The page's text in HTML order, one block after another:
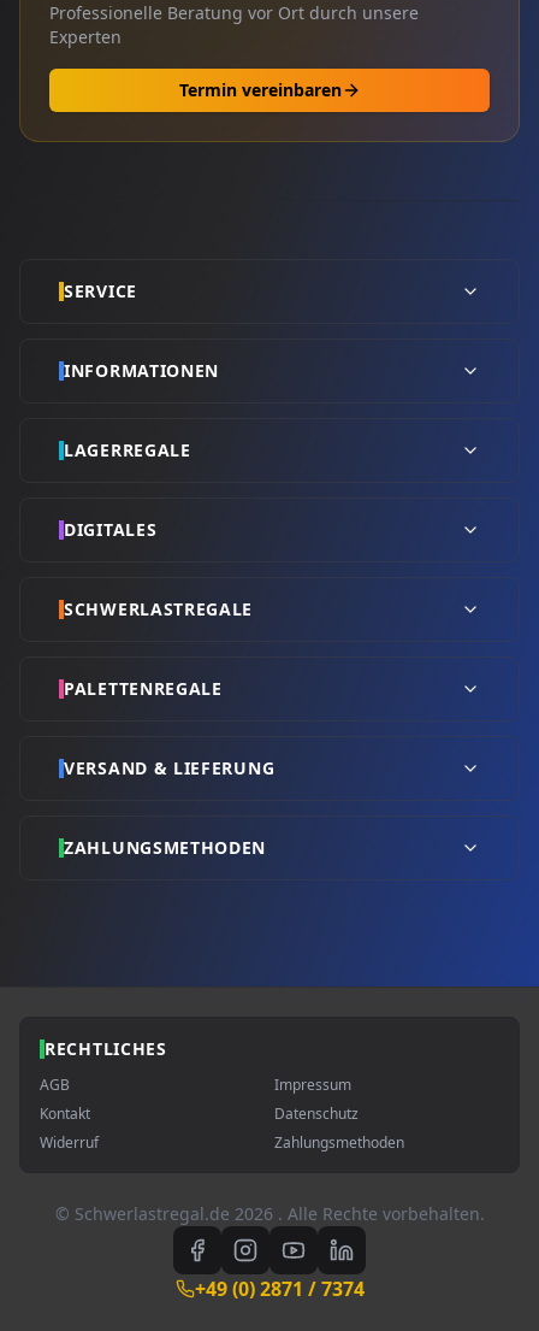
Professionelle Beratung vor Ort durch unsere
Experten
Termin vereinbaren
SERVICE
INFORMATIONEN
LAGERREGALE
DIGITALES
SCHWERLASTREGALE
PALETTENREGALE
VERSAND & LIEFERUNG
ZAHLUNGSMETHODEN
RECHTLICHES
AGB
Impressum
Kontakt
Datenschutz
Widerruf
Zahlungsmethoden
© Schwerlastregal.de 2026 . Alle Rechte vorbehalten.
+49 (0) 2871 / 7374